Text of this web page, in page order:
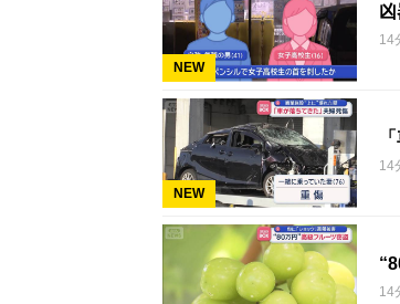
NEW
14
NEW
14
14